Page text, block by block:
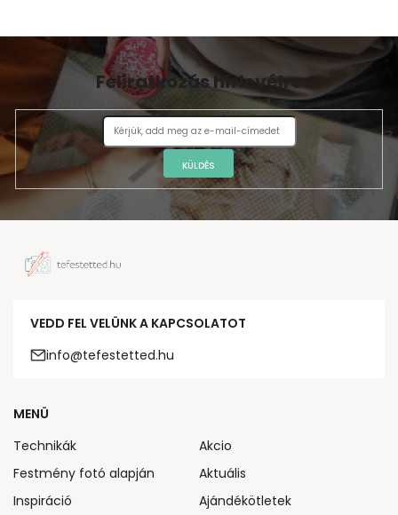
Feliratkozás hírlevélre
KÜLDÉS
VEDD FEL VELÜNK A KAPCSOLATOT
info@tefestetted.hu
MENÜ
Technikák
Festmény fotó alapján
Inspiráció
Akcio
Aktuális
Ajándékötletek